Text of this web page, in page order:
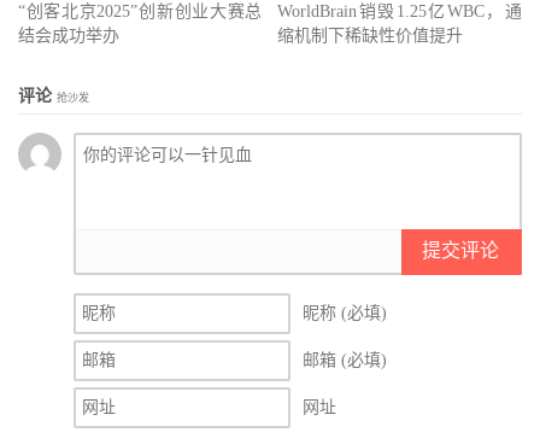
“创客北京2025”创新创业大赛总
结会成功举办
WorldBrain销毁1.25亿WBC，通
缩机制下稀缺性价值提升
评论 抢沙发
提交评论
昵称 (必填)
邮箱 (必填)
网址